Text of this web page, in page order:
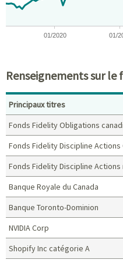
01/2020 01/
Renseignements sur le
Principaux titres
Fonds Fidelity Obligations
Fonds Fidelity Discipline Actions
Fonds Fidelity Discipline Actions
Banque Royale du Canada
Banque Toronto-Dominion
NVIDIA Corp
Shopify Inc catégorie A